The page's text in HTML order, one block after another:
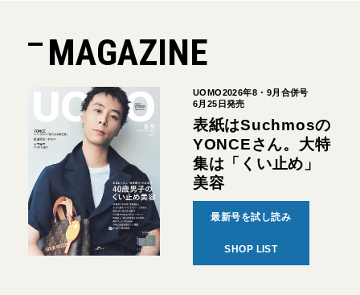
MAGAZINE
UOMO2026年8・9月合併号
6月25日発売
表紙はSuchmosの
YONCEさん。大特
集は「くい止め」
美容
最新号を試し読み
SHOP LIST